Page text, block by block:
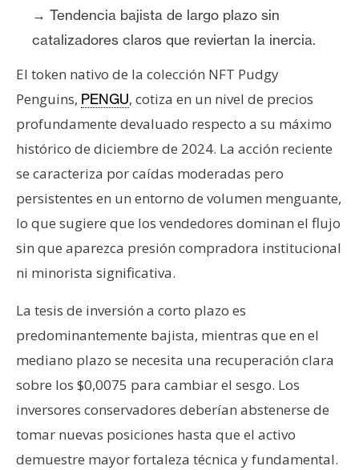
R
c
u
r
o
s
o
n
a
c
t
o
y
P
u
b
→ Tendencia bajista de largo plazo sin
catalizadores claros que reviertan la inercia.
El token nativo de la colección NFT Pudgy
Penguins, PENGU, cotiza en un nivel de precios
profundamente devaluado respecto a su máximo
histórico de diciembre de 2024. La acción reciente
se caracteriza por caídas moderadas pero
persistentes en un entorno de volumen menguante,
lo que sugiere que los vendedores dominan el flujo
sin que aparezca presión compradora institucional
ni minorista significativa.
La tesis de inversión a corto plazo es
predominantemente bajista, mientras que en el
mediano plazo se necesita una recuperación clara
sobre los $0,0075 para cambiar el sesgo. Los
inversores conservadores deberían abstenerse de
tomar nuevas posiciones hasta que el activo
demuestre mayor fortaleza técnica y fundamental.